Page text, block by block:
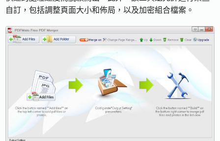
自訂，包括調整頁面大小和佈局，以及加密組合檔案。